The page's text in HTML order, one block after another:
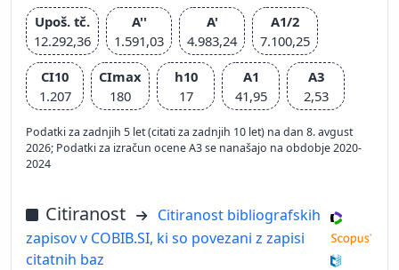
Upoš. tč.
12.292,36
A''
1.591,03
A'
4.983,24
A1/2
7.100,25
CI10
1.207
CImax
180
h10
17
A1
41,95
A3
2,53
Podatki za zadnjih 5 let (citati za zadnjih 10 let) na dan 8. avgust
2026; Podatki za izračun ocene A3 se nanašajo na obdobje 2020-
2024
Citiranost
Citiranost bibliografskih
zapisov v COBIB.SI, ki so povezani z zapisi
citatnih baz